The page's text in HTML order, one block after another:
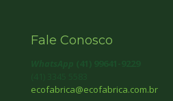
Fale Conosco
ecofabrica@ecofabrica.com.br